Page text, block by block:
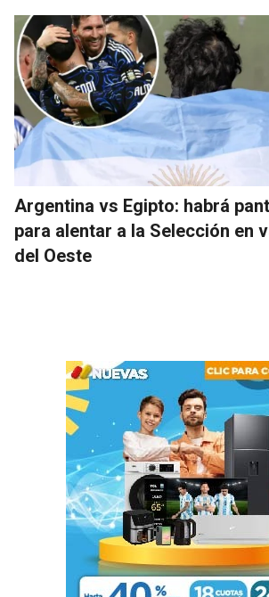
Argentina vs Egipto: habrá
para alentar a la Selección en
del Oeste